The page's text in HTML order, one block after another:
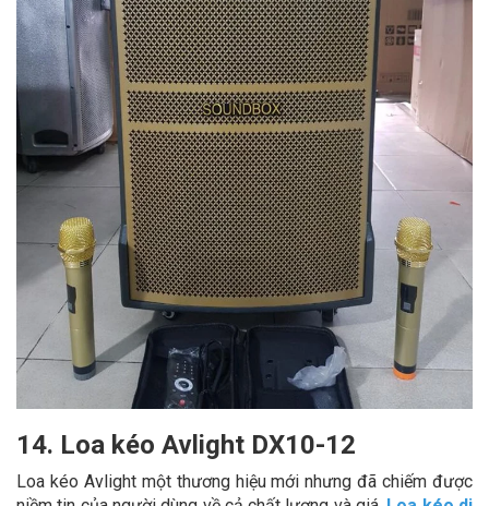
14. Loa kéo Avlight DX10-12
Loa kéo Avlight một thương hiệu mới nhưng đã chiếm được